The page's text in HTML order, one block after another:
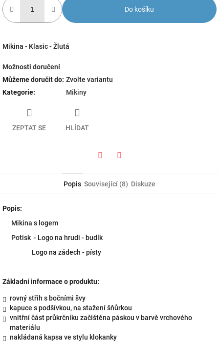
Do košíku
Mikina - Klasic - Žlutá
Možnosti doručení
Můžeme doručit do: Zvolte variantu
Kategorie: Mikiny
ZEPTAT SE HLÍDAT
Popis Související (8) Diskuze
Popis:
Mikina s logem
Potisk - Logo na hrudi - budík
Logo na zádech - písty
Základní informace o produktu:
rovný střih s bočními švy
kapuce s podšívkou, na stažení šňůrkou
vnitřní část průkrčníku začištěna páskou v barvě vrchového
materiálu
nakládaná kapsa ve stylu klokanky